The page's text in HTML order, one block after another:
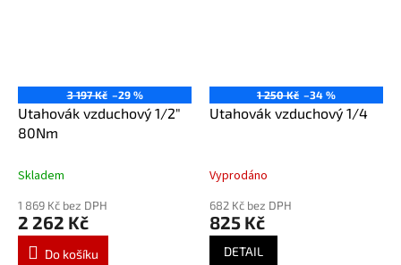
3 197 Kč –29 %
Utahovák vzduchový 1/2"
80Nm
Skladem
1 869 Kč bez DPH
2 262 Kč
Do košíku
1 250 Kč –34 %
Utahovák vzduchový 1/4
Vyprodáno
682 Kč bez DPH
825 Kč
DETAIL